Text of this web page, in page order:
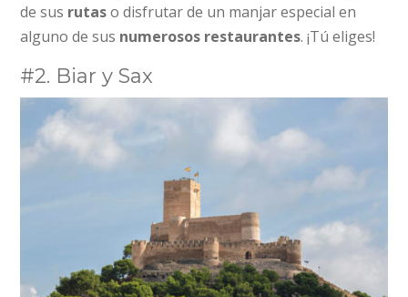
de sus rutaso disfrutar de un manjar especial en
alguno de sus numerosos restaurantes. ¡Tú eliges!
#2. Biar y Sax